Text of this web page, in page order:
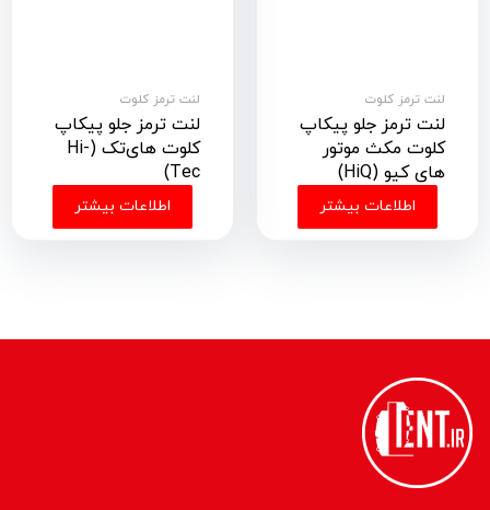
لنت ترمز کلوت
لنت ترمز جلو پیکاپ
کلوت مکث موتور
های کیو (HiQ)
اطلاعات بیشتر
لنت ترمز کلوت
لنت ترمز جلو پیکاپ
کلوت های‌تک (Hi-
Tec)
اطلاعات بیشتر